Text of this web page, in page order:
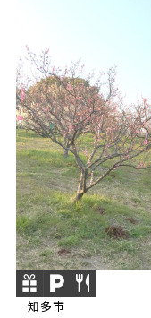
知多市